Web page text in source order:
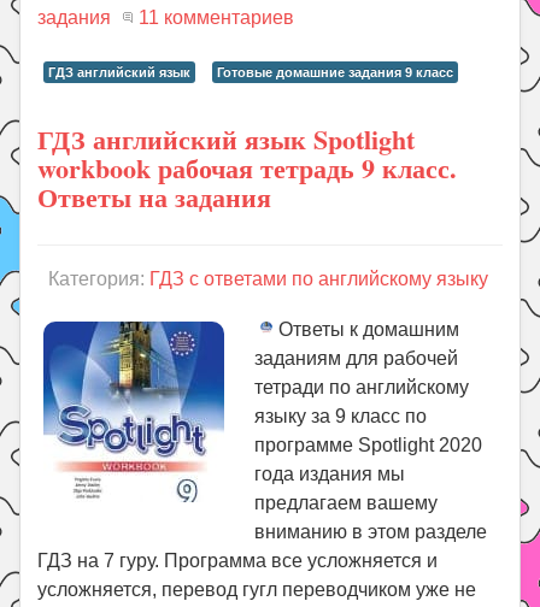
задания
11 комментариев
ГДЗ английский язык Готовые домашние задания 9 класс
ГДЗ английский язык Spotlight
workbook рабочая тетрадь 9 класс.
Ответы на задания
Категория: ГДЗ с ответами по английскому языку
Ответы к домашним
заданиям для рабочей
тетради по английскому
языку за 9 класс по
программе Spotlight 2020
года издания мы
предлагаем вашему
вниманию в этом разделе
ГДЗ на 7 гуру. Программа все усложняется и
усложняется, перевод гугл переводчиком уже не